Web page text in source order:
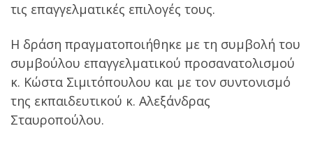
τις επαγγελματικές επιλογές τους.
Η δράση πραγματοποιήθηκε με τη συμβολή του
συμβούλου επαγγελματικού προσανατολισμού
κ. Κώστα Σιμιτόπουλου και με τον συντονισμό
της εκπαιδευτικού κ. Αλεξάνδρας
Σταυροπούλου.